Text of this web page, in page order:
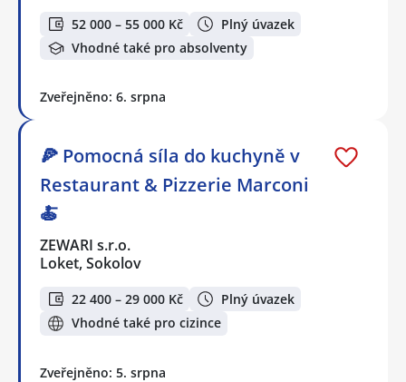
52 000 – 55 000 Kč
Plný úvazek
Vhodné také pro absolventy
Zveřejněno: 6. srpna
🍕 Pomocná síla do kuchyně v
Restaurant & Pizzerie Marconi
🍝
ZEWARI s.r.o.
Loket, Sokolov
22 400 – 29 000 Kč
Plný úvazek
Vhodné také pro cizince
Zveřejněno: 5. srpna